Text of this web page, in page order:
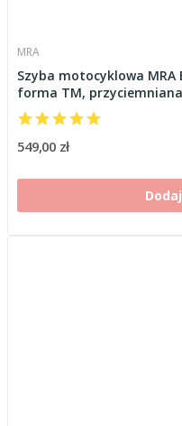
MRA
Szyba motocyklowa MRA
forma TM, przyciemniana
549,00 zł